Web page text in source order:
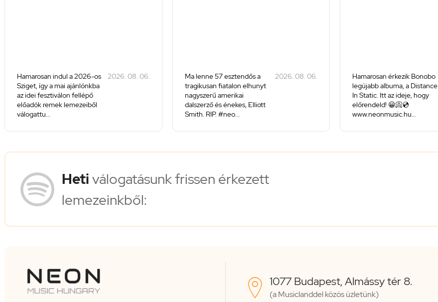
Hamarosan indul a 2026-os
Sziget, így a mai ajánlónkba
az idei fesztiválon fellépő
előadók remek lemezeiből
válogattu...
2026. 08. 06.
Ma lenne 57 esztendős a
tragikusan fiatalon elhunyt
nagyszerű amerikai
dalszerző és énekes, Elliott
Smith. RIP. #neo...
2026. 08. 06.
Hamarosan érkezik Bonobo
legújabb albuma, a Distance
In Static. Itt az ideje, hogy
előrendeld! 😀📀💿
www.neonmusic.hu...
Hetiválogatásunk frissen érkezett
lemezeinkből:
 1077 Budapest, Almássy tér 8.
(a Musiclanddel közös üzletünk)